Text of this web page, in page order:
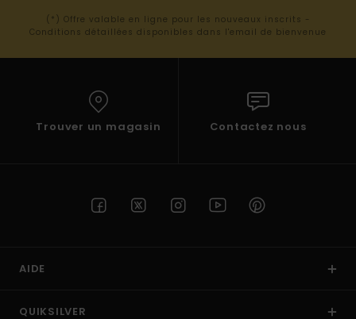
(*) Offre valable en ligne pour les nouveaux inscrits -
Conditions détaillées disponibles dans l'email de bienvenue
Trouver un magasin Contactez nous
AIDE
QUIKSILVER